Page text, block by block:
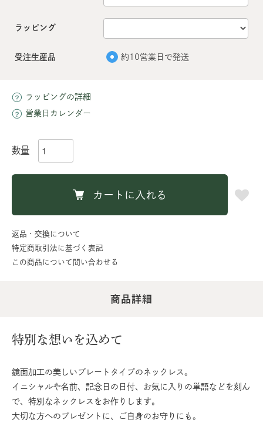
ラッピング
受注生産品 約10営業日で発送
ラッピングの詳細
営業日カレンダー
数量
カートに入れる
返品・交換について
特定商取引法に基づく表記
この商品について問い合わせる
商品詳細
特別な想いを込めて
鏡面加工の美しいプレートタイプのネックレス。
イニシャルや名前、記念日の日付、お気に入りの単語などを刻ん
で、特別なネックレスをお作りします。
大切な方へのプレゼントに、ご自身のお守りにも。